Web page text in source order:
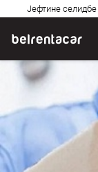
Изнајмљивање
Цене
Услови најма